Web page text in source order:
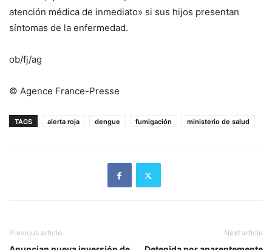
atención médica de inmediato» si sus hijos presentan
síntomas de la enfermedad.
ob/fj/ag
© Agence France-Presse
TAGS alerta roja dengue fumigación ministerio de salud
Previous article Next article